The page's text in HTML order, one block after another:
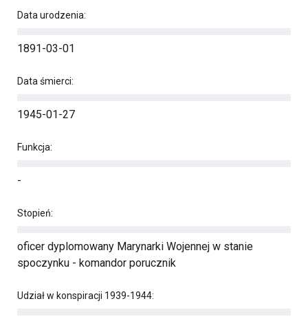
Data urodzenia:
1891-03-01
Data śmierci:
1945-01-27
Funkcja:
-
Stopień:
oficer dyplomowany Marynarki Wojennej w stanie
spoczynku - komandor porucznik
Udział w konspiracji 1939-1944: